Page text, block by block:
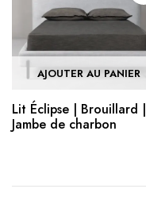
AJOUTER AU PANIER
Lit Éclipse | Brouillard |
Jambe de charbon